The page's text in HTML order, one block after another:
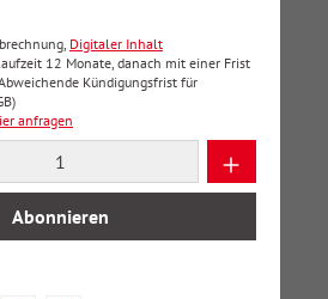
Digitaler Inhalt
12 Monate, danach mit einer Frist
Kündigungsfrist für
anfragen
Gib den gewünschten
Abonnieren